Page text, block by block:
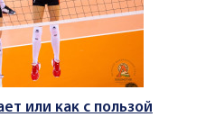
или как с пользой